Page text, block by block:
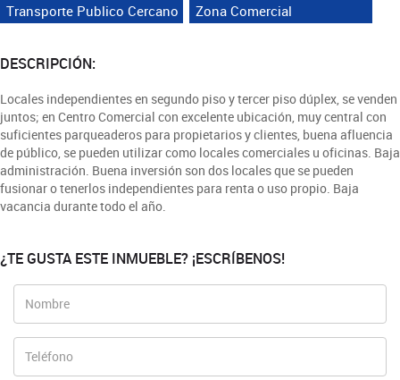
Transporte Publico Cercano
Zona Comercial
DESCRIPCIÓN:
Locales independientes en segundo piso y tercer piso dúplex, se venden
juntos; en Centro Comercial con excelente ubicación, muy central con
suficientes parqueaderos para propietarios y clientes, buena afluencia
de público, se pueden utilizar como locales comerciales u oficinas. Baja
administración. Buena inversión son dos locales que se pueden
fusionar o tenerlos independientes para renta o uso propio. Baja
vacancia durante todo el año.
¿TE GUSTA ESTE INMUEBLE? ¡ESCRÍBENOS!